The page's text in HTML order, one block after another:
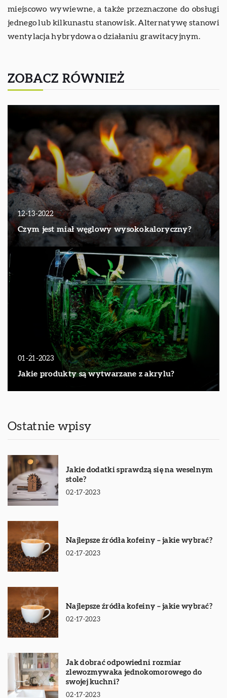
miejscowo wywiewne, a także przeznaczone do obsługi
jednego lub kilkunastu stanowisk. Alternatywę stanowi
wentylacja hybrydowa o działaniu grawitacyjnym.
ZOBACZ RÓWNIEŻ
12-13-2022
Czym jest miał węglowy wysokokaloryczny?
01-21-2023
Jakie produkty są wytwarzane z akrylu?
Ostatnie wpisy
Jakie dodatki sprawdzą się na weselnym
stole?
02-17-2023
Najlepsze źródła kofeiny – jakie wybrać?
02-17-2023
Najlepsze źródła kofeiny – jakie wybrać?
02-17-2023
Jak dobrać odpowiedni rozmiar
zlewozmywaka jednokomorowego do
swojej kuchni?
02-17-2023